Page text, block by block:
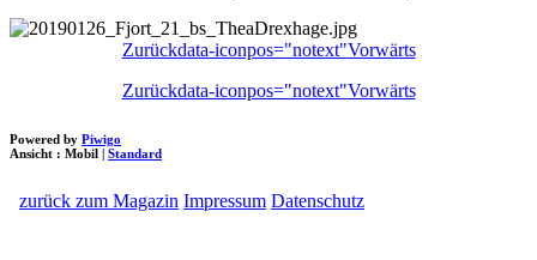
Zurückdata-iconpos="notext"Vorwärts
Zurückdata-iconpos="notext"Vorwärts
Powered by Piwigo
Ansicht : Mobil Standard
zurück zum Magazin Impressum Datenschutz